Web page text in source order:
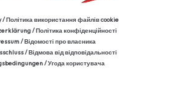
/ Політика використання файлів cookie
/ Політика конфіденційності
/ Відомості про власника
/ Відмова від відповідальності
/ Угода користувача